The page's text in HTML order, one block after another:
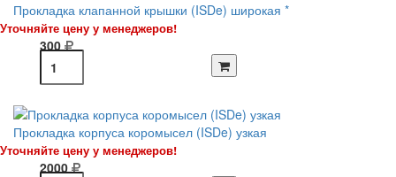
Прокладка клапанной крышки (ISDe) широкая *
Уточняйте цену у менеджеров!
300
Прокладка корпуса коромысел (ISDe) узкая
Уточняйте цену у менеджеров!
2000